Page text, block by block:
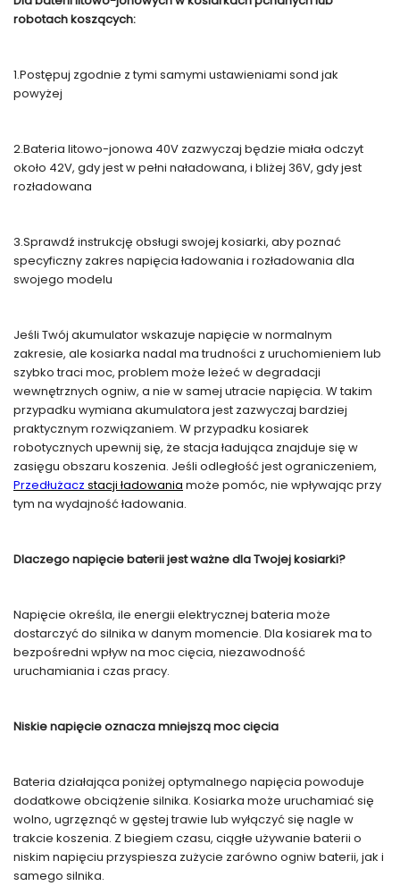
robotach koszących:
1.Postępuj zgodnie z tymi samymi ustawieniami sond jak
powyżej
2.Bateria litowo-jonowa 40V zazwyczaj będzie miała odczyt
około 42V, gdy jest w pełni naładowana, i bliżej 36V, gdy jest
rozładowana
3.Sprawdź instrukcję obsługi swojej kosiarki, aby poznać
specyficzny zakres napięcia ładowania i rozładowania dla
swojego modelu
Jeśli Twój akumulator wskazuje napięcie w normalnym
zakresie, ale kosiarka nadal ma trudności z uruchomieniem lub
szybko traci moc, problem może leżeć w degradacji
wewnętrznych ogniw, a nie w samej utracie napięcia. W takim
przypadku wymiana akumulatora jest zazwyczaj bardziej
praktycznym rozwiązaniem. W przypadku kosiarek
robotycznych upewnij się, że stacja ładująca znajduje się w
zasięgu obszaru koszenia. Jeśli odległość jest ograniczeniem,
Przedłużacz stacji ładowania może pomóc, nie wpływając przy
tym na wydajność ładowania.
Dlaczego napięcie baterii jest ważne dla Twojej kosiarki?
Napięcie określa, ile energii elektrycznej bateria może
dostarczyć do silnika w danym momencie. Dla kosiarek ma to
bezpośredni wpływ na moc cięcia, niezawodność
uruchamiania i czas pracy.
Niskie napięcie oznacza mniejszą moc cięcia
Bateria działająca poniżej optymalnego napięcia powoduje
dodatkowe obciążenie silnika. Kosiarka może uruchamiać się
wolno, ugrzęznąć w gęstej trawie lub wyłączyć się nagle w
trakcie koszenia. Z biegiem czasu, ciągłe używanie baterii o
niskim napięciu przyspiesza zużycie zarówno ogniw baterii, jak i
samego silnika.